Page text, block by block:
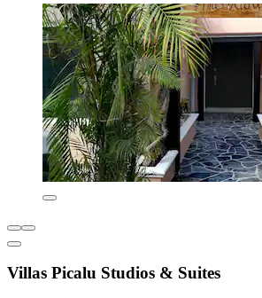
Villas Picalu Studios & Suites